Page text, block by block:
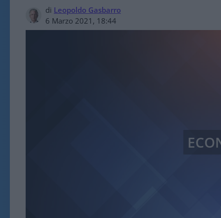
di Leopoldo Gasbarro
6 Marzo 2021, 18:44